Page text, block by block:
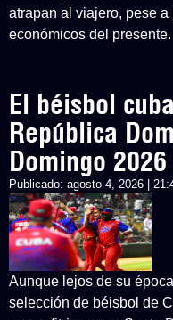
atrapan al viajero, pese
económicos del presente.
El béisbol
República
Domingo 2026
Publicado: agosto 4, 2026 |
Aunque lejos de su
selección de béisbol de